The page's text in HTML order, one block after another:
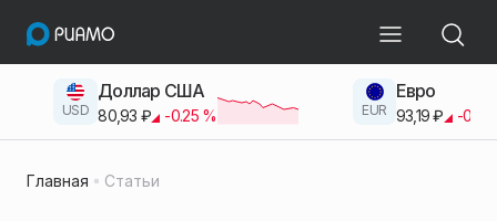
USD
Доллар США
80,93 ₽ -0.25% EUR
Евро
93,19 ₽ -0.42
Главная Статьи